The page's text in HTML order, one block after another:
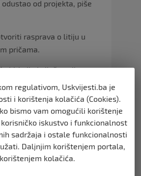
od projekta, piše
rasprava o litiju u
pričama.
biti nikakvih štetnih
službi, a sve u
voditi ratovi.
im je potrebno od
jer vjerujem u stvari koje
regulativom, Uskvijesti.ba je
i korištenja kolačića (Cookies).
bismo vam omogućili korištenje
iskustvo i funkcionalnost
sadržaja i ostale funkcionalnosti
Daljnjim korištenjem portala,
kolačića.